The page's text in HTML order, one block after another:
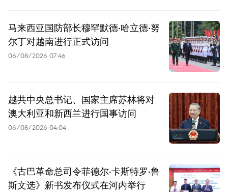
马来西亚国防部长穆罕默德·哈立德·努
尔丁对越南进行正式访问
06/08/2026 07:46
越共中央总书记、国家主席苏林将对
澳大利亚和新西兰进行国事访问
06/08/2026 04:04
《古巴革命总司令菲德尔·卡斯特罗·鲁
斯文选》新书发布仪式在河内举行